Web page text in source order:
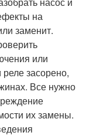
на
заменит.
или
реле засорено,
Все нужно
их замены.